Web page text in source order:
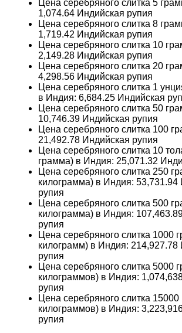
Цена серебряного слитка 5
1,074.64 Индийская рупия
Цена серебряного слитка 8
1,719.42 Индийская рупия
Цена серебряного слитка 10
2,149.28 Индийская рупия
Цена серебряного слитка 20
4,298.56 Индийская рупия
Цена серебряного слитка 1
в Индия: 6,684.25 Индийская
Цена серебряного слитка 50
10,746.39 Индийская рупия
Цена серебряного слитка 100
21,492.78 Индийская рупия
Цена серебряного слитка 10
грамма) в Индия: 25,071.32
Цена серебряного слитка 250
килограмма) в Индия: 53,731.94
рупия
Цена серебряного слитка 500
килограмма) в Индия:
рупия
Цена серебряного слитка 1000
килограмм) в Индия: 214,927.78
рупия
Цена серебряного слитка 5000
килограммов) в Индия:
рупия
Цена серебряного слитка
килограммов) в Индия:
рупия